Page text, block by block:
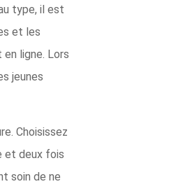
type, il est
et les
ligne. Lors
jeunes
Choisissez
et deux fois
soin de ne